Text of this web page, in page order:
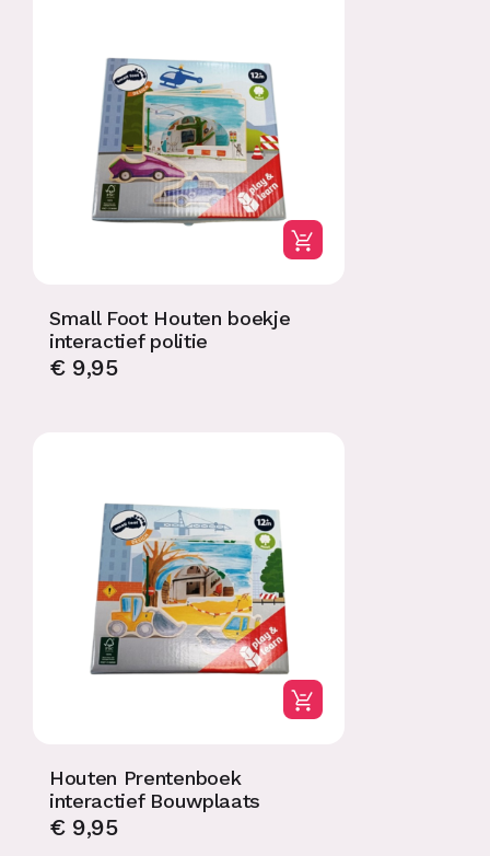
Small Foot Houten boekje
interactief politie
€9,95
Houten Prentenboek
interactief Bouwplaats
€9,95